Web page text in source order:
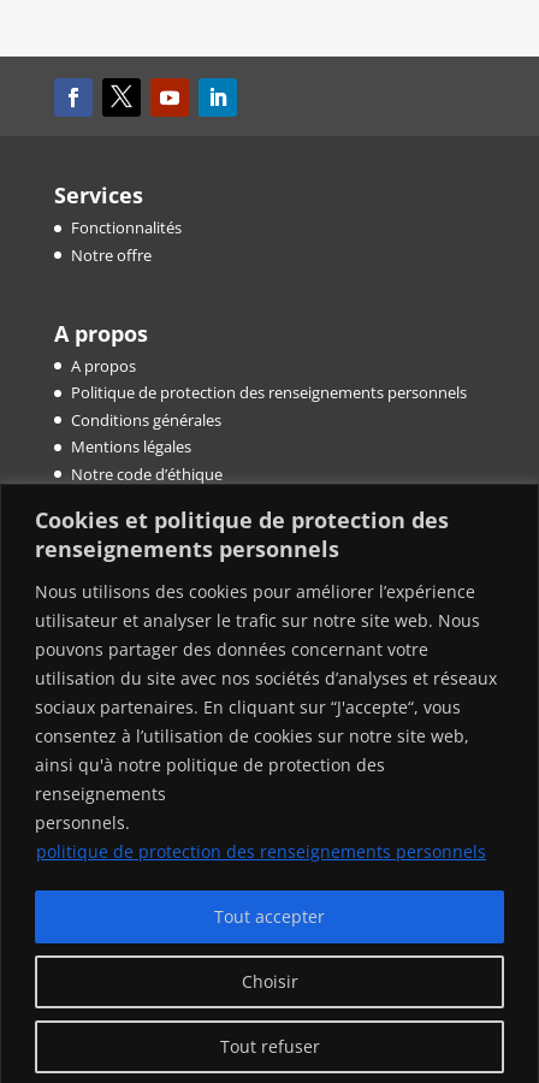
Cookies et politique de protection des
renseignements personnels
Nous utilisons des cookies pour améliorer l’expérience
utilisateur et analyser le trafic sur notre site web. Nous
pouvons partager des données concernant votre
utilisation du site avec nos sociétés d’analyses et réseaux
sociaux partenaires. En cliquant sur “J'accepte“, vous
consentez à l’utilisation de cookies sur notre site web,
ainsi qu'à notre politique de protection des
renseignements
personnels.
politique de protection des renseignements personnels
Choisir
Tout refuser
Tout accepter
Services
Fonctionnalités
Notre offre
A propos
A propos
Politique de protection des renseignements personnels
Conditions générales
Mentions légales
Notre code d’éthique
Ressources
Tel : +1 (438) 793-9810
Qu’est-ce que la médiation ?
Qu’est-ce que l’arbitrage ?
Nos clauses de médiation et d’arbitrage
Fr/En
Contact
Contact
Médiateurs et arbitres